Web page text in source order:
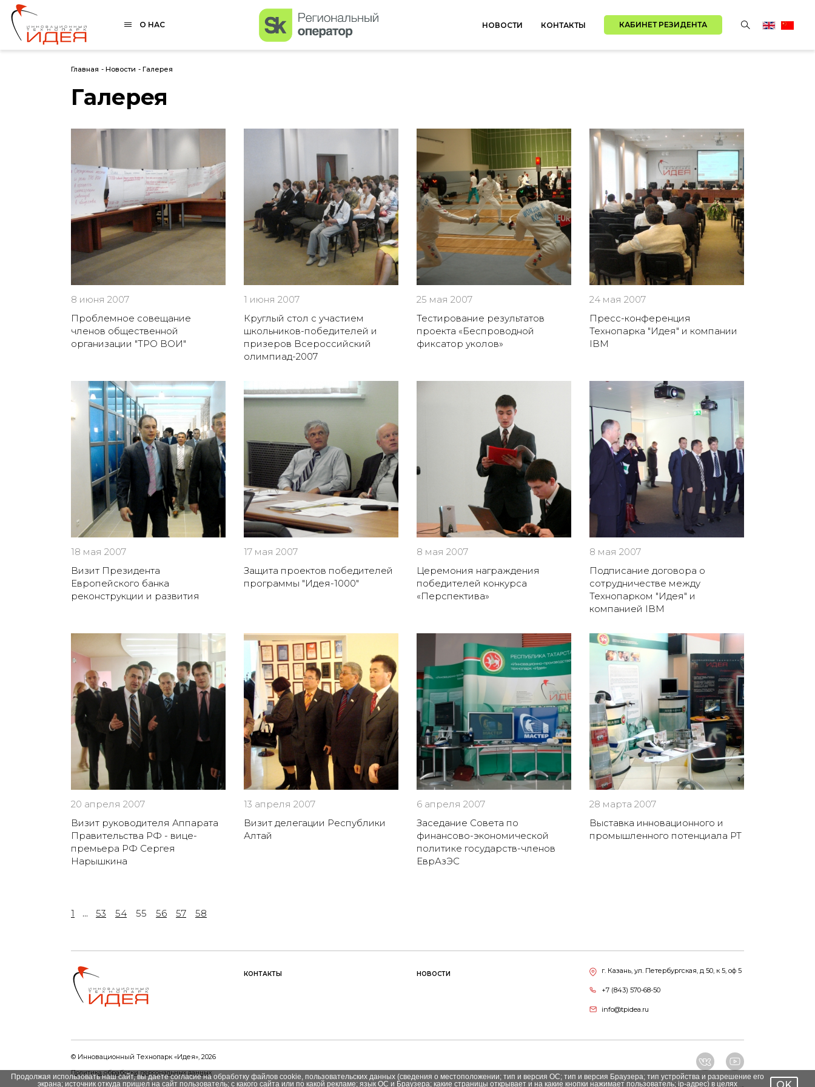
О НАС НОВОСТИ КОНТАКТЫ КАБИНЕТ РЕЗИДЕНТА
Главная - Новости - Галерея
Галерея
8 июня 2007
Проблемное совещание
членов общественной
организации "ТРО ВОИ"
1 июня 2007
Круглый стол с участием
школьников-победителей и
призеров Всероссийский
олимпиад-2007
25 мая 2007
Тестирование результатов
проекта «Беспроводной
фиксатор уколов»
24 мая 2007
Пресс-конференция
Технопарка "Идея" и компании
IBM
18 мая 2007
Визит Президента
Европейского банка
реконструкции и развития
17 мая 2007
Защита проектов победителей
программы "Идея-1000"
8 мая 2007
Церемония награждения
победителей конкурса
«Перспектива»
8 мая 2007
Подписание договора о
сотрудничестве между
Технопарком "Идея" и
компанией IBM
20 апреля 2007
Визит руководителя Аппарата
Правительства РФ - вице-
премьера РФ Сергея
Нарышкина
13 апреля 2007
Визит делегации Республики
Алтай
6 апреля 2007
Заседание Совета по
финансово-экономической
политике государств-членов
ЕврАзЭС
28 марта 2007
Выставка инновационного и
промышленного потенциала РТ
1 ... 53 54 55 56 57 58
КОНТАКТЫ НОВОСТИ г. Казань, ул. Петербургская, д 50, к 5, оф 5
+7 (843) 570-68-50
info@tpidea.ru
© Инновационный Tехнопарк «Идея», 2026
Политика обработки персональных данных
Продолжая использовать наш сайт, вы даете согласие на обработку файлов cookie, пользовательских данных (сведения о местоположении; тип и версия ОС; тип и версия Браузера; тип устройства и разрешение его
экрана; источник откуда пришел на сайт пользователь; с какого сайта или по какой рекламе; язык ОС и Браузера; какие страницы открывает и на какие кнопки нажимает пользователь; ip-адрес) в целях